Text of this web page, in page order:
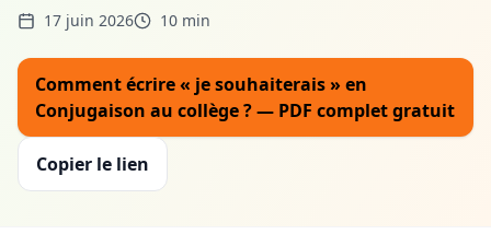
17 juin 2026 10 min
Comment écrire « je souhaiterais » en
Conjugaison au collège ? — PDF complet gratuit
Copier le lien